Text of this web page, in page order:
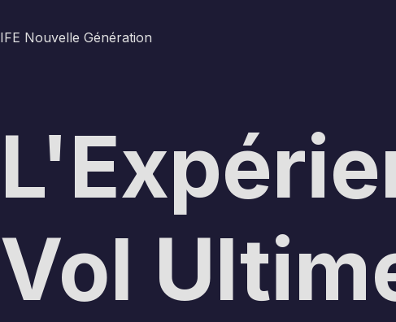
IFE Nouvelle Génération
Vol